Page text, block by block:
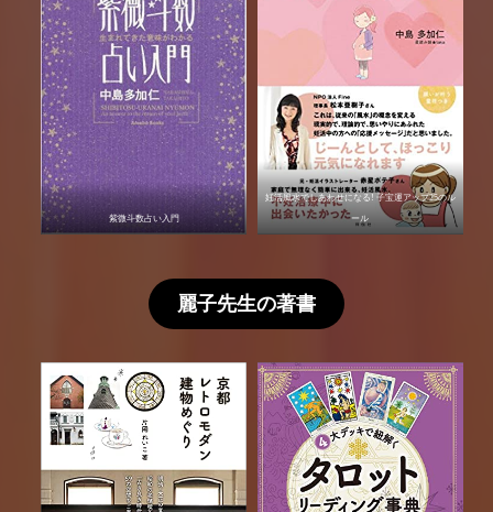
紫微斗数占い入門
妊活風水でしあわせになる! 子宝運アップ25のル
ール
麗子先生の著書